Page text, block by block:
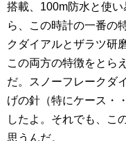
搭載、100m防水と使
ら、この時計の一番の
クダイアルとザラツ研
この両方の特徴をとら
だ。スノーフレークダ
げの針（特にケース・
したよ。それでも、こ
思うんだ。